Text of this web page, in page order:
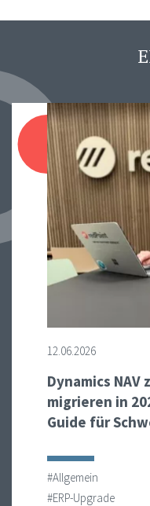
12.06.2026
Dynamics NAV
migrieren in
Guide für
#Allgemein
#ERP-Upgrade